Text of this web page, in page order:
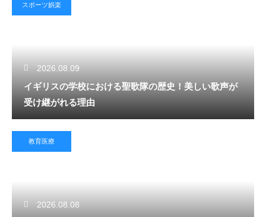
スポーツ娯楽
2026.08.09
イギリスの学校における聖歌隊の歴史！美しい歌声が
受け継がれる理由
教育医療
2026.08.08